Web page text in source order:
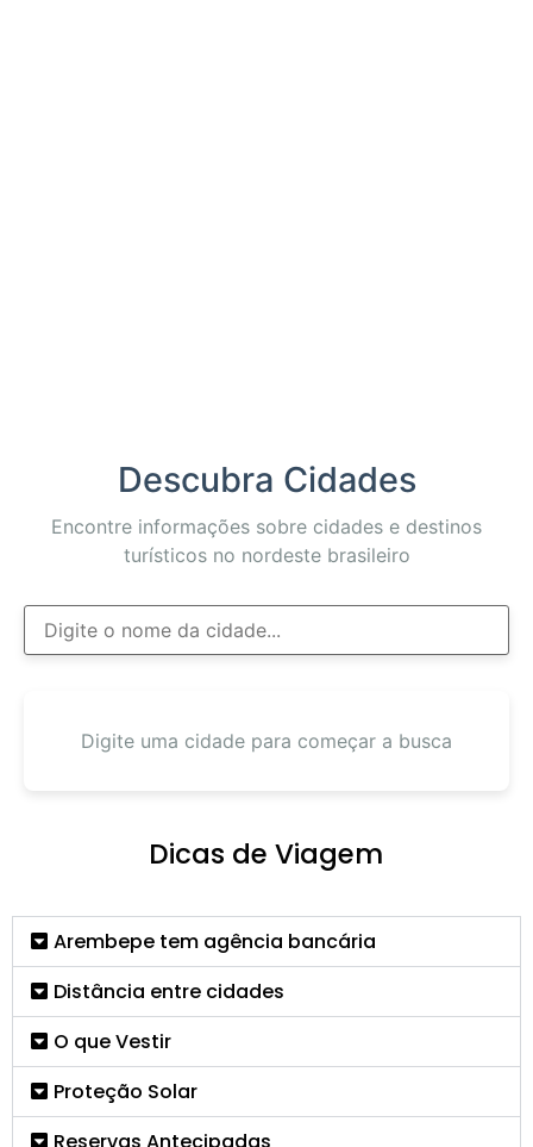
Descubra Cidades
Encontre informações sobre cidades e destinos
turísticos no nordeste brasileiro
Digite uma cidade para começar a busca
Dicas de Viagem
Arembepe tem agência bancária
Distância entre cidades
O que Vestir
Proteção Solar